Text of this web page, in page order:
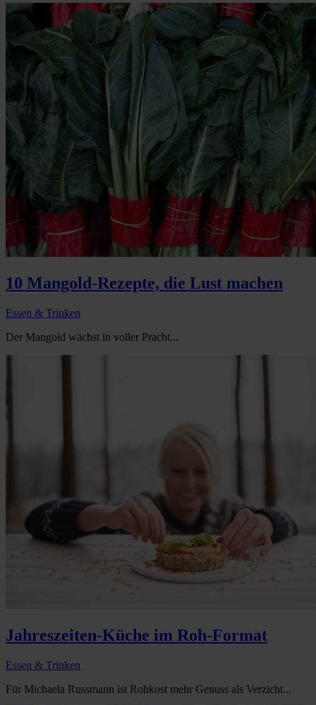
10 Mangold-Rezepte, die Lust machen
Essen & Trinken
Der Mangold wächst in voller Pracht...
Jahreszeiten-Küche im Roh-Format
Essen & Trinken
Für Michaela Russmann ist Rohkost mehr Genuss als Verzicht...